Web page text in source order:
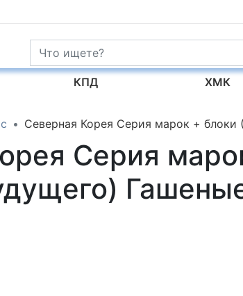
КПД ХМК
Северная Корея Серия марок +
Серия